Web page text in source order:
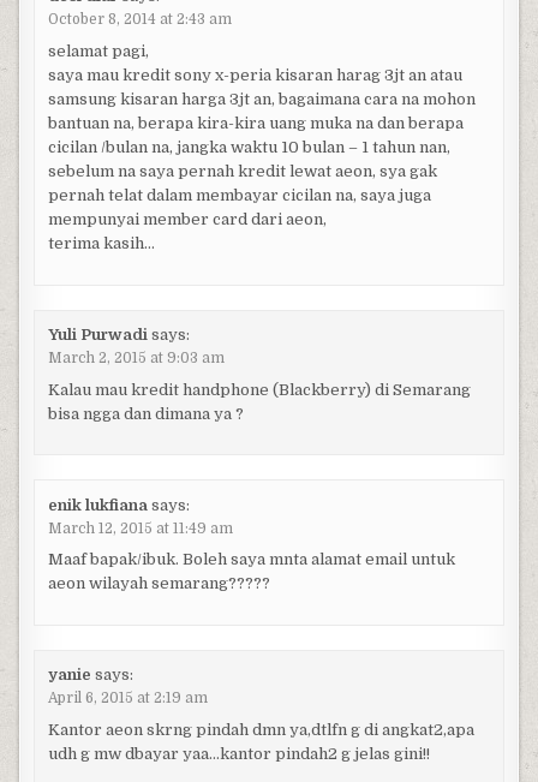
October 8, 2014 at 2:43 am
selamat pagi,
saya mau kredit sony x-peria kisaran harag 3jt an atau
samsung kisaran harga 3jt an, bagaimana cara na mohon
bantuan na, berapa kira-kira uang muka na dan berapa
cicilan /bulan na, jangka waktu 10 bulan – 1 tahun nan,
sebelum na saya pernah kredit lewat aeon, sya gak
pernah telat dalam membayar cicilan na, saya juga
mempunyai member card dari aeon,
terima kasih…
Yuli Purwadi says:
March 2, 2015 at 9:03 am
Kalau mau kredit handphone (Blackberry) di Semarang
bisa ngga dan dimana ya ?
enik lukfiana says:
March 12, 2015 at 11:49 am
Maaf bapak/ibuk. Boleh saya mnta alamat email untuk
aeon wilayah semarang?????
yanie says:
April 6, 2015 at 2:19 am
Kantor aeon skrng pindah dmn ya,dtlfn g di angkat2,apa
udh g mw dbayar yaa…kantor pindah2 g jelas gini!!